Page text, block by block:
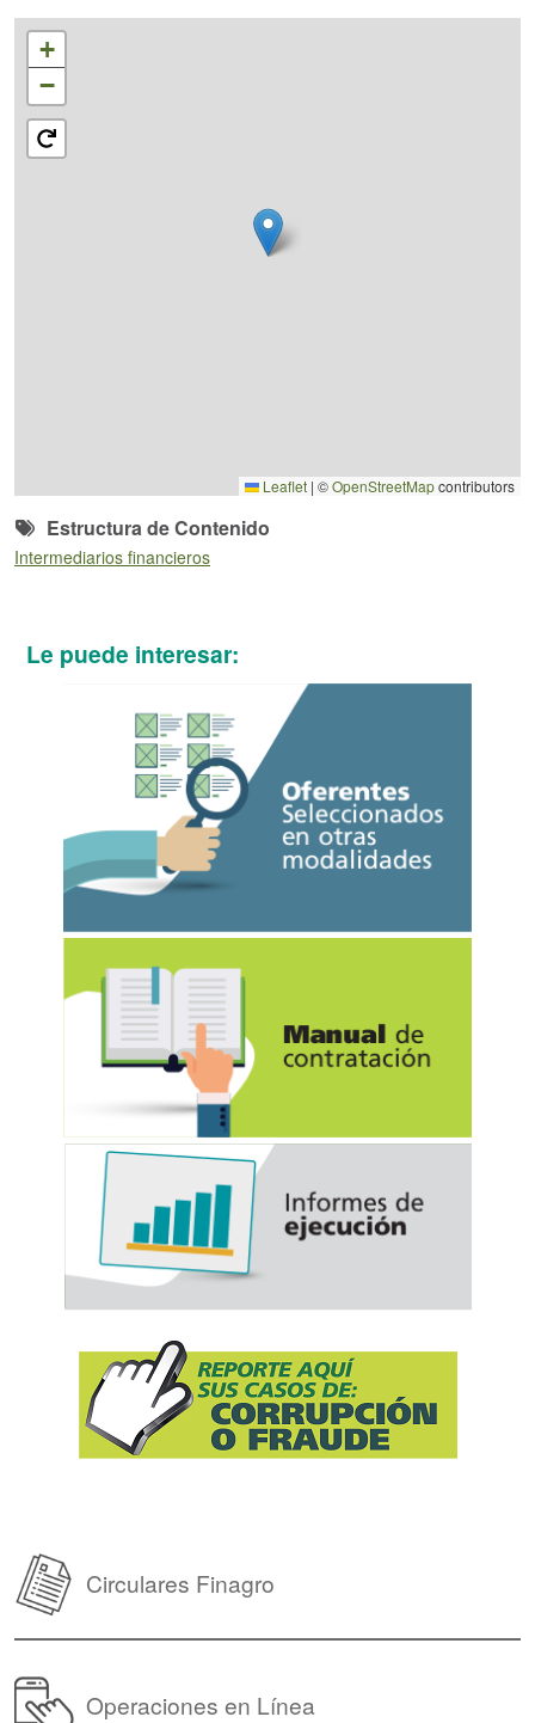
+
−
Leaflet | ©OpenStreetMapcontributors
Estructura de Contenido
Intermediarios financieros
Le puede interesar:
Circulares Finagro
Operaciones en Línea